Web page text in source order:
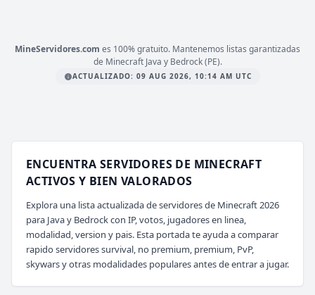
MineServidores.com es 100% gratuito. Mantenemos listas garantizadas
de Minecraft Java y Bedrock (PE).
ACTUALIZADO: 09 AUG 2026, 10:14 AM UTC
ENCUENTRA SERVIDORES DE MINECRAFT
ACTIVOS Y BIEN VALORADOS
Explora una lista actualizada de servidores de Minecraft 2026
para Java y Bedrock con IP, votos, jugadores en linea,
modalidad, version y pais. Esta portada te ayuda a comparar
rapido servidores survival, no premium, premium, PvP,
skywars y otras modalidades populares antes de entrar a jugar.